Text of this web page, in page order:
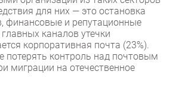
для них — это остановка
финансовые и репутационные
каналов утечки
корпоративная почта (23%).
потерять контроль над почтовым
миграции на отечественное